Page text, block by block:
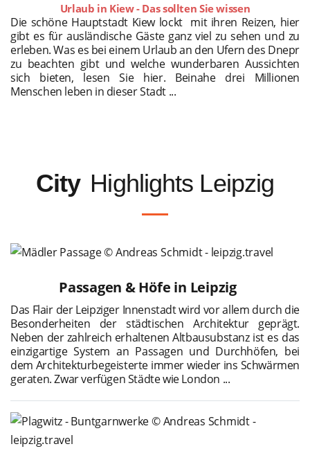
Urlaub in Kiew - Das sollten Sie wissen
Die schöne Hauptstadt Kiew lockt mit ihren Reizen, hier
gibt es für ausländische Gäste ganz viel zu sehen und zu
erleben. Was es bei einem Urlaub an den Ufern des Dnepr
zu beachten gibt und welche wunderbaren Aussichten
sich bieten, lesen Sie hier. Beinahe drei Millionen
Menschen leben in dieser Stadt ...
City Highlights Leipzig
Passagen & Höfe in Leipzig
Das Flair der Leipziger Innenstadt wird vor allem durch die
Besonderheiten der städtischen Architektur geprägt.
Neben der zahlreich erhaltenen Altbausubstanz ist es das
einzigartige System an Passagen und Durchhöfen, bei
dem Architekturbegeisterte immer wieder ins Schwärmen
geraten. Zwar verfügen Städte wie London ...